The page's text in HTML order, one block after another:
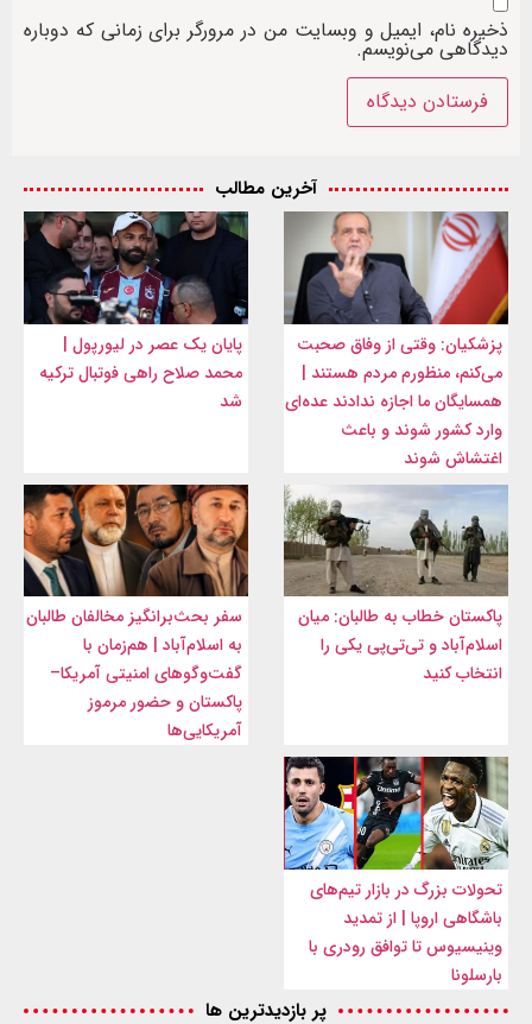
ذخیره نام، ایمیل و وبسایت من در مرورگر برای زمانی که دوباره
دیدگاهی می‌نویسم.
آخرین مطالب
پزشکیان: وقتی از وفاق صحبت
می‌کنم، منظورم مردم هستند |
همسایگان ما اجازه ندادند عده‌ای
وارد کشور شوند و باعث
اغتشاش شوند
پایان یک عصر در لیورپول |
محمد صلاح راهی فوتبال ترکیه
شد
پاکستان خطاب به طالبان: میان
اسلام‌آباد و تی‌تی‌پی یکی را
انتخاب کنید
سفر بحث‌برانگیز مخالفان طالبان
به اسلام‌آباد | هم‌زمان با
گفت‌وگوهای امنیتی آمریکا–
پاکستان و حضور مرموز
آمریکایی‌ها
تحولات بزرگ در بازار تیم‌های
باشگاهی اروپا | از تمدید
وینیسیوس تا توافق رودری با
بارسلونا
پر بازدیدترین ها